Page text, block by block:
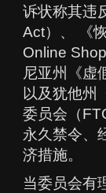
诉状称其违
Act）、 《
Online
尼亚州《虚
以及犹他州
委员会（
永久禁令、
济措施。
当委员会有